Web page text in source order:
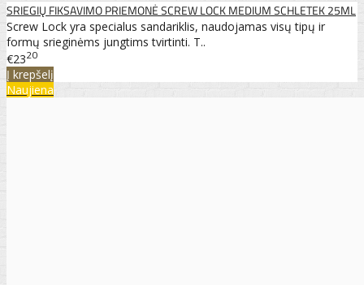
SRIEGIŲ FIKSAVIMO PRIEMONĖ SCREW LOCK MEDIUM SCHLETEK 25ML
Screw Lock yra specialus sandariklis, naudojamas visų tipų ir
formų srieginėms jungtims tvirtinti. T..
€2320
Į krepšelį
Naujiena